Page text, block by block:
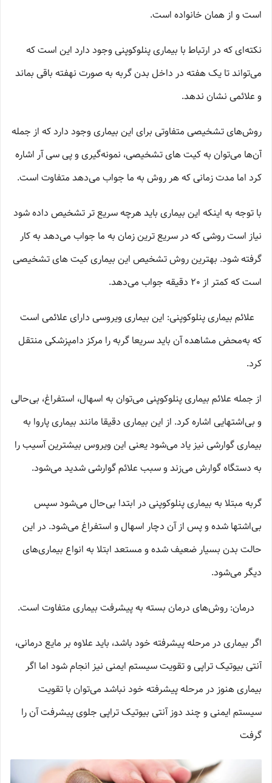
است و از همان خانواده است.
نکته‌ای که در ارتباط با بیماری پنلوکوپنی وجود دارد این است که
می‌تواند تا یک هفته در داخل بدن گربه به صورت نهفته باقی بماند
و علائمی نشان ندهد.
روش‌های تشخیصی متفاوتی برای این بیماری وجود دارد که از جمله
آن‌ها می‌توان به کیت های تشخیصی، نمونه‌گیری و پی سی آر اشاره
کرد اما مدت زمانی که هر روش به ما جواب می‌دهد متفاوت است.
با توجه به اینکه این بیماری باید هرچه سریع تر تشخیص داده شود
نیاز است روشی که در سریع ترین زمان به ما جواب می‌دهد به کار
گرفته شود. بهترین روش تشخیص این بیماری کیت های تشخیصی
است که کمتر از 20 دقیقه جواب می‌دهد.
علائم بیماری پنلوکوپنی: این بیماری ویروسی دارای علائمی است
که به‌محض مشاهده آن باید سریعا گربه را مرکز دامپزشکی منتقل
کرد.
از جمله علائم بیماری پنلوکوپنی می‌توان به اسهال، استفراغ، بی‌حالی
و بی‌اشتهایی اشاره کرد. از این بیماری دقیقا مانند بیماری پاروا به
بیماری گوارشی نیز یاد می‌شود یعنی این ویروس بیشترین آسیب را
به دستگاه گوارش می‌زند و سبب علائم گوارشی شدید می‌شود.
گربه مبتلا به بیماری پنلوکوپنی در ابتدا بی‌حال می‌شود سپس
بی‌اشتها شده و پس از آن دچار اسهال و استفراغ می‌شود. در این
حالت بدن بسیار ضعیف شده و مستعد ابتلا به انواع بیماری‌های
دیگر می‌شود.
درمان: روش‌های درمان بسته به پیشرفت بیماری متفاوت است.
اگر بیماری در مرحله پیشرفته خود باشد، باید علاوه بر مایع درمانی،
آنتی بیوتیک تراپی و تقویت سیستم ایمنی نیز انجام شود اما اگر
بیماری هنوز در مرحله پیشرفته خود نباشد می‌توان با تقویت
سیستم ایمنی و چند دوز آنتی بیوتیک تراپی جلوی پیشرفت آن را
گرفت